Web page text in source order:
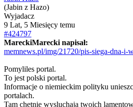
(Jabin z Hazo)
Wyjadacz
9 Lat, 5 Miesięcy temu
#424797
MareckiMarecki napisał:
memnews.pl/img/21720/pis-siega-dna-
Pomyliles portal.
To jest polski portal.
Informacje o niemieckim polityku
portalach.
Tam chetnie wysluchaja twoich